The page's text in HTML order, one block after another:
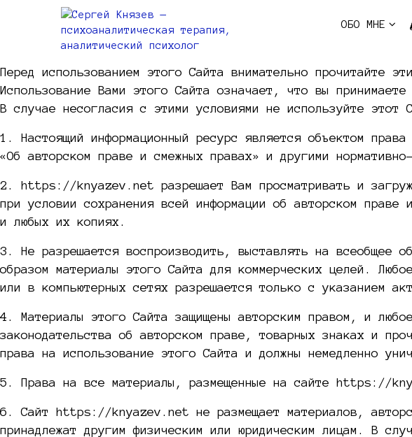
ОБО МНЕ
Перед использованием этого Сайта внимательно прочитайте
Использование Вами этого Сайта означает, что вы принимаете
В случае несогласия с этими условиями не используйте этот
1. Настоящий информационный ресурс является объектом
«Об авторском праве и смежных правах» и другими
2. https://knyazev.net разрешает Вам просматривать и
при условии сохранения всей информации об авторском
и любых их копиях.
3. Не разрешается воспроизводить, выставлять на всеобщее
образом материалы этого Сайта для коммерческих целей.
или в компьютерных сетях разрешается только с указанием
4. Материалы этого Сайта защищены авторским правом, и
законодательства об авторском праве, товарных знаках и
права на использование этого Сайта и должны немедленно
5. Права на все материалы, размещенные на сайте https://
6. Сайт https://knyazev.net не размещает материалов,
принадлежат другим физическим или юридическим лицам. В